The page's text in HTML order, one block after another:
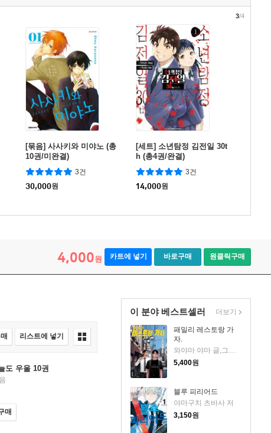
[묶음] 사사키와 미야노 (총
10권/미완결)
3건
30,000원
[세트] 소년탐정 김전일 30t
h (총4권/완결)
3건
14,000원
3/4
4,000원 카트에 넣기 바로구매 원클릭구매
이 분야 베스트셀러
패밀리 레스토랑 가
자.
와야마 야마 글,그림/현승희 역
5,400원
블루 피리어드
야마구치 츠바사 저
3,150원
더보기
리스트에 넣기
도 우울 10권
매